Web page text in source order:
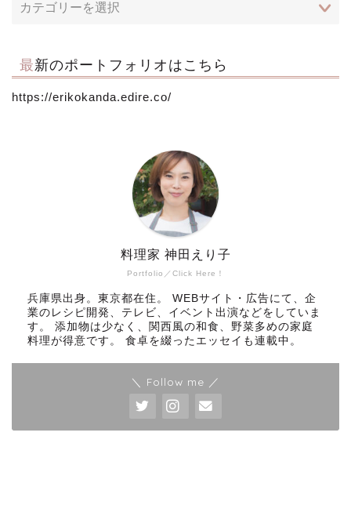
最新のポートフォリオはこちら
https://erikokanda.edire.co/
Portfolio／Click Here！
料理家 神田えり子
兵庫県出身。東京都在住。 WEBサイト・広告にて、企
業のレシピ開発、テレビ、イベント出演などをしていま
す。 添加物は少なく、関西風の和食、野菜多めの家庭
料理が得意です。 食卓を綴ったエッセイも連載中。
＼ Follow me ／